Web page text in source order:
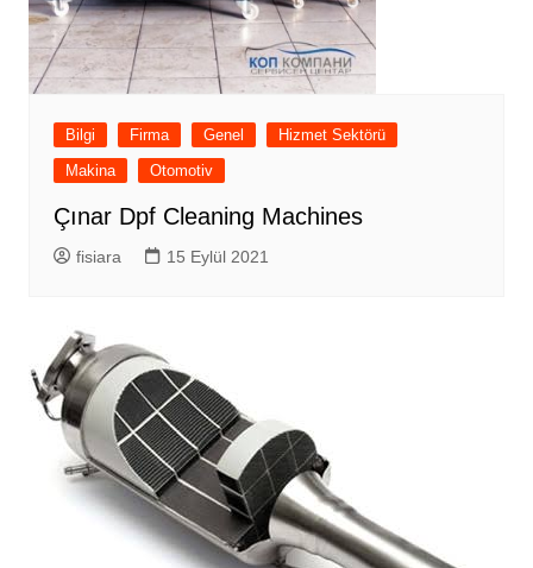
Bilgi Firma Genel
Hizmet Sektörü
Makina
Otomotiv
Çınar Dpf Cleaning Machines
fisiara 15 Eylül 2021